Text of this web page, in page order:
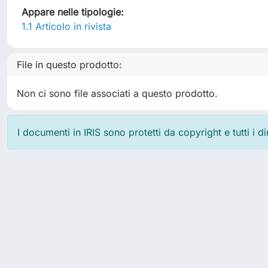
Appare nelle tipologie:
1.1 Articolo in rivista
File in questo prodotto:
Non ci sono file associati a questo prodotto.
I documenti in IRIS sono protetti da copyright e tutti i